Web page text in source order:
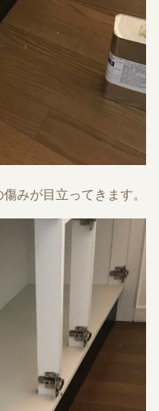
みが目立ってきます。